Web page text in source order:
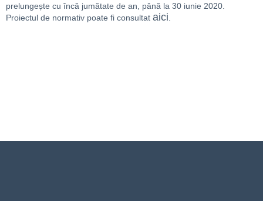
prelungește cu încă jumătate de an, până la 30 iunie 2020.
Proiectul de normativ poate fi consultat aici